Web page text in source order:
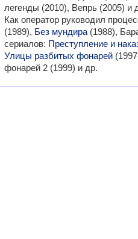
легенды (2010), Вепрь (2005) и
Как оператор руководил
(1989), Без мундира (1988),
сериалов: Преступление и
Улицы разбитых фонарей
фонарей 2 (1999) и др.